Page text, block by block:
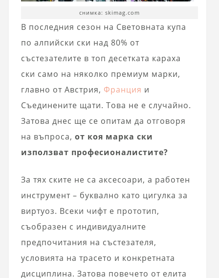
снимка: skimag.com
В последния сезон на Световната купа
по алпийски ски над 80% от
състезателите в топ десетката караха
ски само на няколко премиум марки,
главно от Австрия, Франция и
Съединените щати. Това не е случайно.
Затова днес ще се опитам да отговоря
на въпроса, от коя марка ски
използват професионалистите?
За тях ските не са аксесоари, а работен
инструмент – буквално като цигулка за
виртуоз. Всеки чифт е прототип,
съобразен с индивидуалните
предпочитания на състезателя,
условията на трасето и конкретната
дисциплина. Затова повечето от елита